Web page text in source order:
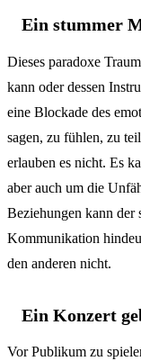
Ein stummer
Dieses paradoxe
kann oder dessen
eine Blockade des
sagen, zu fühlen, zu
erlauben es nicht. Es
aber auch um die
Beziehungen kann der
Kommunikation
den anderen nicht.
Ein Konzert
Vor Publikum zu